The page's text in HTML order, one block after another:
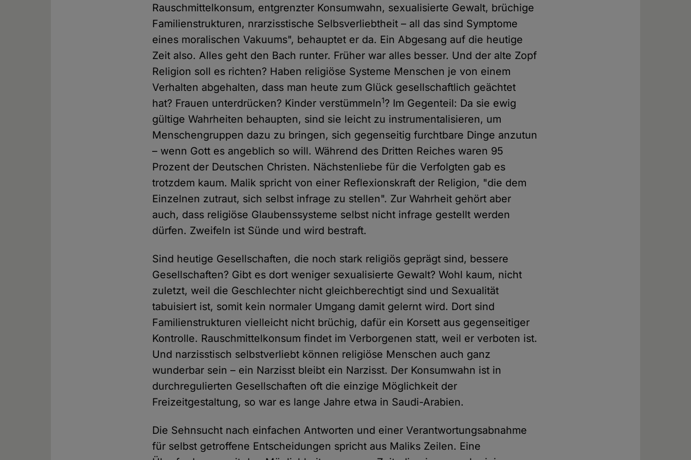
Rauschmittelkonsum, entgrenzter Konsumwahn, sexualisierte Gewalt, brüchige
Familienstrukturen, nrarzisstische Selbsverliebtheit – all das sind Symptome
eines moralischen Vakuums", behauptet er da. Ein Abgesang auf die heutige
Zeit also. Alles geht den Bach runter. Früher war alles besser. Und der alte Zopf
Religion soll es richten? Haben religiöse Systeme Menschen je von einem
Verhalten abgehalten, dass man heute zum Glück gesellschaftlich geächtet
hat? Frauen unterdrücken? Kinder verstümmeln1? Im Gegenteil: Da sie ewig
gültige Wahrheiten behaupten, sind sie leicht zu instrumentalisieren, um
Menschengruppen dazu zu bringen, sich gegenseitig furchtbare Dinge anzutun
– wenn Gott es angeblich so will. Während des Dritten Reiches waren 95
Prozent der Deutschen Christen. Nächstenliebe für die Verfolgten gab es
trotzdem kaum. Malik spricht von einer Reflexionskraft der Religion, "die dem
Einzelnen zutraut, sich selbst infrage zu stellen". Zur Wahrheit gehört aber
auch, dass religiöse Glaubenssysteme selbst nicht infrage gestellt werden
dürfen. Zweifeln ist Sünde und wird bestraft.
Sind heutige Gesellschaften, die noch stark religiös geprägt sind, bessere
Gesellschaften? Gibt es dort weniger sexualisierte Gewalt? Wohl kaum, nicht
zuletzt, weil die Geschlechter nicht gleichberechtigt sind und Sexualität
tabuisiert ist, somit kein normaler Umgang damit gelernt wird. Dort sind
Familienstrukturen vielleicht nicht brüchig, dafür ein Korsett aus gegenseitiger
Kontrolle. Rauschmittelkonsum findet im Verborgenen statt, weil er verboten ist.
Und narzisstisch selbstverliebt können religiöse Menschen auch ganz
wunderbar sein – ein Narzisst bleibt ein Narzisst. Der Konsumwahn ist in
durchregulierten Gesellschaften oft die einzige Möglichkeit der
Freizeitgestaltung, so war es lange Jahre etwa in Saudi-Arabien.
Die Sehnsucht nach einfachen Antworten und einer Verantwortungsabnahme
für selbst getroffene Entscheidungen spricht aus Maliks Zeilen. Eine